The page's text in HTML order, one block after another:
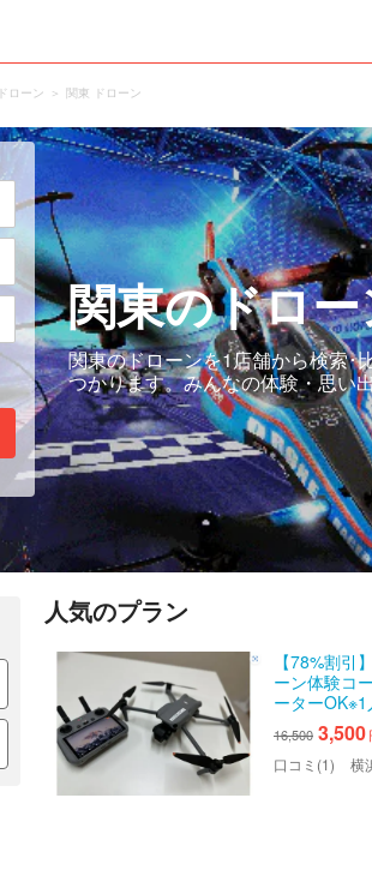
ドローン 関東 ドローン
関東のドロ
関東のドローンを1店舗から検索･
つかります。みんなの体験・思い
人気のプラン
【78%割引
ーン体験コ
ーター
16,500 3,500
口コミ(1) 横浜